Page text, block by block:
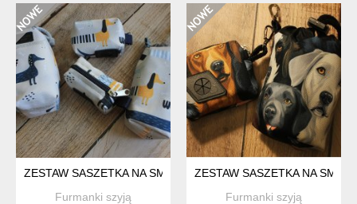
ZESTAW SASZETKA NA SMACZKI I WORECZKI # JAMNIK
Furmanki szyją
ZESTAW SASZETKA NA
Furmanki szyją